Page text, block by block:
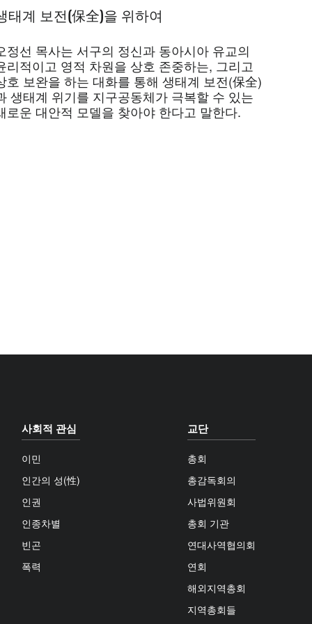
태계 보전(保全)을 위하여
정선 목사는 서구의 정신과 동아시아 유교의
리적이고 영적 차원을 상호 존중하는, 그리고
호 보완을 하는 대화를 통해 생태계 보전(保全)
생태계 위기를 지구공동체가 극복할 수 있는
로운 대안적 모델을 찾아야 한다고 말한다.
사회적 관심
이민
인간의 성(性)
인권
인종차별
빈곤
폭력
교단
총회
총감독회의
사법위원회
총회 기관
연대사역협의회
연회
해외지역총회
지역총회들